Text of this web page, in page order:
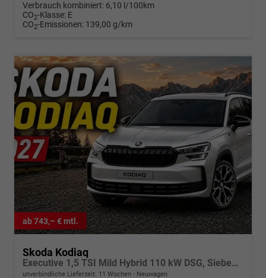
Verbrauch kombiniert: 6,10 l/100km
CO2-Klasse: E
CO2-Emissionen: 139,00 g/km
ab 743,– € mtl.
Skoda Kodiaq
Executive 1,5 TSI Mild Hybrid 110 kW DSG, Sieben Sitzer, Navigationssystem, Metallfarbe, Klimaautomatik 3 Zonen,, 18 Zoll Alufelgen,Sitzheizung,LED, Phone BOX, Sun Set, Virtual Cockpit, Rückkamera, 4J. Garantie
unverbindliche Lieferzeit: 11 Wochen Neuwagen